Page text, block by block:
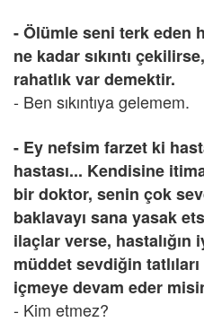
- Ölümle seni terk eden
ne kadar sıkıntı
rahatlık var demektir.
- Ben sıkıntıya gelemem.
- Ey nefsim farzet ki
hastası... Kendisine
bir doktor, senin çok
baklavayı sana yasak
ilaçlar verse,
müddet sevdiğin tatlıları
içmeye devam eder
- Kim etmez?